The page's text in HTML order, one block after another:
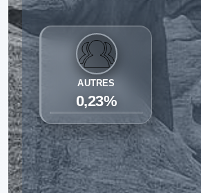
AUTRES
0,23%